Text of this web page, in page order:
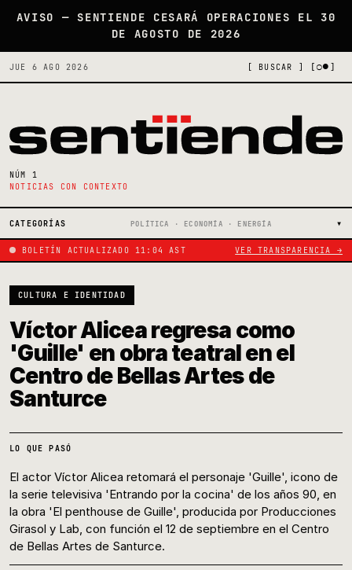
AVISO — SENTIENDE CESARÁ OPERACIONES EL 30
DE AGOSTO DE 2026
JUE 6 AGO 2026 [ BUSCAR ] [○●]
NÚM 1
NOTICIAS CON CONTEXTO
CATEGORÍAS POLÍTICA · ECONOMÍA · ENERGÍA
BOLETÍN ACTUALIZADO 11:04 AST VER TRANSPARENCIA →
CULTURA E IDENTIDAD
Víctor Alicea regresa como
'Guille' en obra teatral en el
Centro de Bellas Artes de
Santurce
LO QUE PASÓ
El actor Víctor Alicea retomará el personaje 'Guille', icono de
la serie televisiva 'Entrando por la cocina' de los años 90, en
la obra 'El penthouse de Guille', producida por Producciones
Girasol y Lab, con función el 12 de septiembre en el Centro
de Bellas Artes de Santurce.